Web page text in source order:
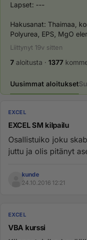
Lapset: ---
Hakusanat: Thaimaa,
Polyurea, EPS, MgO
Liittynyt 19v sitten
7 aloitusta · 1377
Uusimmat aloitukset
EXCEL
EXCEL SM kilpailu
Osallistuiko joku
juttu ja olis pitänyt
kunde
24.10.2016 12:21
EXCEL
VBA kurssi